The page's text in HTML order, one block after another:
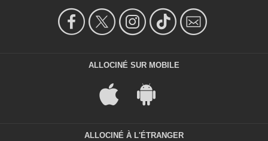
ALLOCINÉ SUR MOBILE
ALLOCINÉ À L'ÉTRANGER